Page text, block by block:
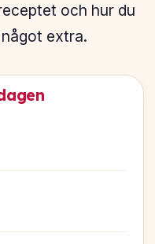
och hur du
extra.